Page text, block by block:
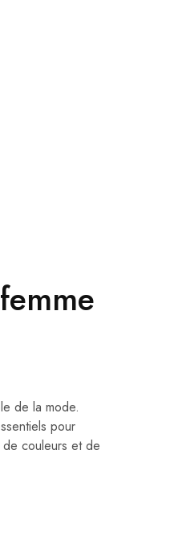
de la mode.
pour
couleurs et de